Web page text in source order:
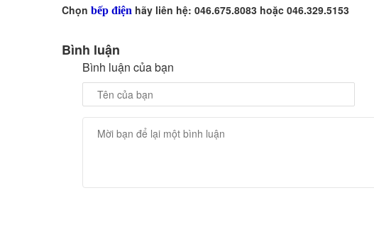
Chọn bếp điện hãy liên hệ: 046.675.8083 hoặc 046.329.5153
Bình luận
Bình luận của bạn